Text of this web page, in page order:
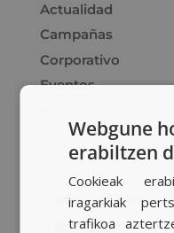
Actualidad
Campañas
Corporativo
Eventos
Webgune
erabiltzen
Cookieak
iragarkiak
trafikoa